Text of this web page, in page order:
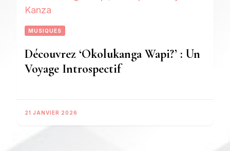
MUSIQUES
Découvrez ‘Okolukanga Wapi?’ : Un
Voyage Introspectif
21 JANVIER 2026